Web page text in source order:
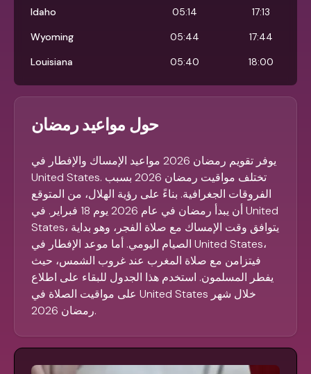
Idaho
05:14
17:13
Wyoming
05:44
17:44
Louisiana
05:40 18:00
حول مواعيد رمضان
يوفر تقويم رمضان 2026 مواعيد الإمساك والإفطار في
United States. تختلف مواقيت رمضان 2026 بسبب
الفروقات الجغرافية. بناءً على رؤية الهلال، من المتوقع
أن يبدأ رمضان في عام 2026 يوم 18 فبراير. في United
States، يتوافق وقت الإمساك مع صلاة الفجر، وهو بداية
الصيام اليومي. أما موعد الإفطار في United States،
فيتزامن مع صلاة المغرب عند غروب الشمس، حيث
يفطر المسلمون. استخدم هذا الجدول للبقاء على اطلاع
على مواقيت الصلاة في United States خلال شهر
رمضان 2026.